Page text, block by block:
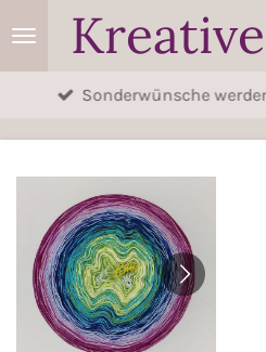
Zum
Hauptinhalt
Sonderwünsche